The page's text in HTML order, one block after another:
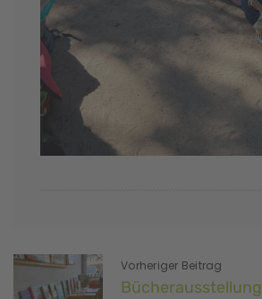
Vorheriger Beitrag
Bücherausstellung